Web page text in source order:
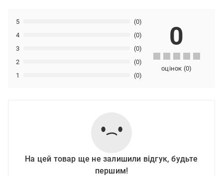
1 (0)
2 (0)
3 (0)
4 (0)
5 (0)
0
оцінок (0)
На цей товар ще не залишили відгук, будьте
першим!